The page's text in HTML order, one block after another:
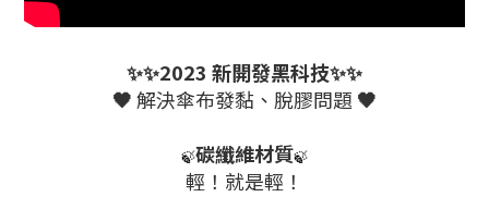
✨✨2023 新開發黑科技✨✨
🖤解決傘布發黏、脫膠問題 🖤
🍃碳纖維材質🍃
輕！就是輕！